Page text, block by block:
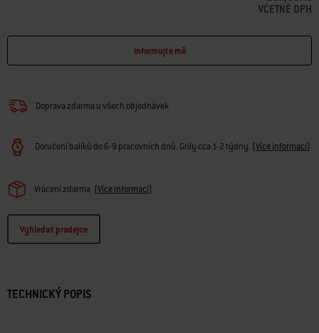
VČETNĚ DPH
Informujte mě
Doprava zdarma u všech objednávek
Doručení balíků do 6-9 pracovních dnů. Grily cca 1-2 týdny. (Více informací)
Vrácení zdarma (Více informací)
Vyhledat prodejce
TECHNICKÝ POPIS